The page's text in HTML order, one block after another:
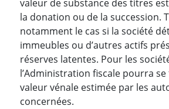
valeur de substance des titres
la donation ou de la succession.
notamment le cas si la société
immeubles ou d’autres actifs
réserves latentes. Pour les
l’Administration fiscale pourra
valeur vénale estimée par les
concernées.